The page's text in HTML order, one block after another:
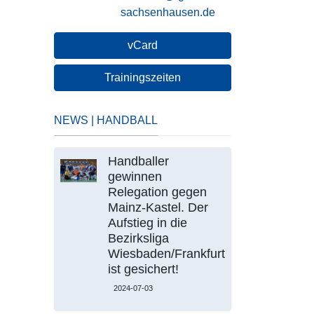
sachsenhausen.de
vCard
Trainingszeiten
NEWS | HANDBALL
Handballer
gewinnen
Relegation gegen
Mainz-Kastel. Der
Aufstieg in die
Bezirksliga
Wiesbaden/Frankfurt
ist gesichert!
2024-07-03